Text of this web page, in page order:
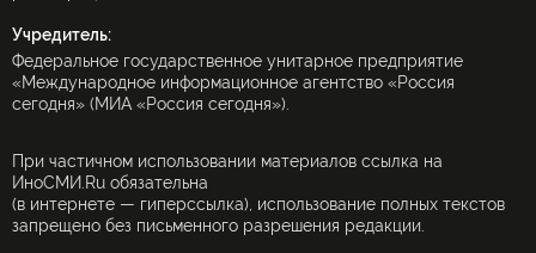
Учредитель:
Федеральное государственное унитарное предприятие
«Международное информационное агентство «Россия
сегодня» (МИА «Россия сегодня»).
При частичном использовании материалов ссылка на
ИноСМИ.Ru обязательна
(в интернете — гиперссылка), использование полных текстов
запрещено без письменного разрешения редакции.